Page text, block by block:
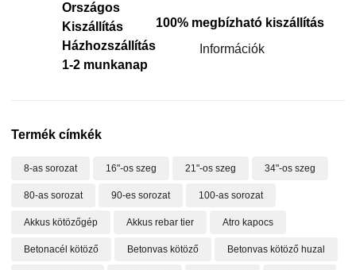
Országos
Kiszállítás
Házhozszállítás
1-2 munkanap
100% megbízható kiszállítás
Információk
Termék címkék
8-as sorozat 16"-os szeg 21"-os szeg 34"-os szeg
80-as sorozat 90-es sorozat 100-as sorozat
Akkus kötözőgép Akkus rebar tier Atro kapocs
Betonacél kötöző Betonvas kötöző Betonvas kötöző huzal